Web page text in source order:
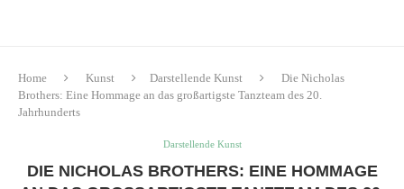
Home Kunst Darstellende Kunst
Die Nicholas
Brothers: Eine Hommage an das großartigste Tanzteam des 20.
Jahrhunderts
Darstellende Kunst
DIE NICHOLAS BROTHERS: EINE HOMMAGE